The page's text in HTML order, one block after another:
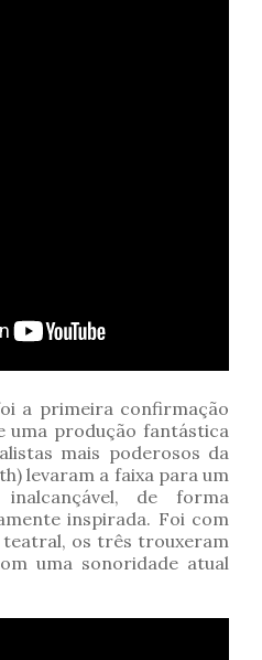
a primeira confirmação
uma produção fantástica
mais poderosos da
levaram a faixa para um
de forma
inspirada. Foi com
teatral, os três trouxeram
uma sonoridade atual